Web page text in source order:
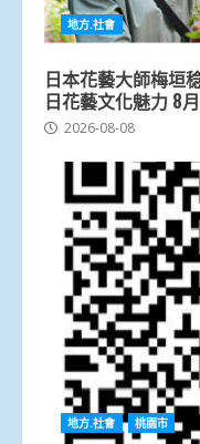
地方.社會
日本花藝大師梅垣
日花藝文化魅力 8
2026-08-08
地方.社會 桃園市